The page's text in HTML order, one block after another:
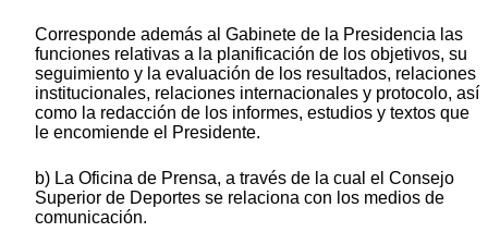
Corresponde además al Gabinete de la Presidencia las
funciones relativas a la planificación de los objetivos, su
seguimiento y la evaluación de los resultados, relaciones
institucionales, relaciones internacionales y protocolo, así
como la redacción de los informes, estudios y textos que
le encomiende el Presidente.
b) La Oficina de Prensa, a través de la cual el Consejo
Superior de Deportes se relaciona con los medios de
comunicación.